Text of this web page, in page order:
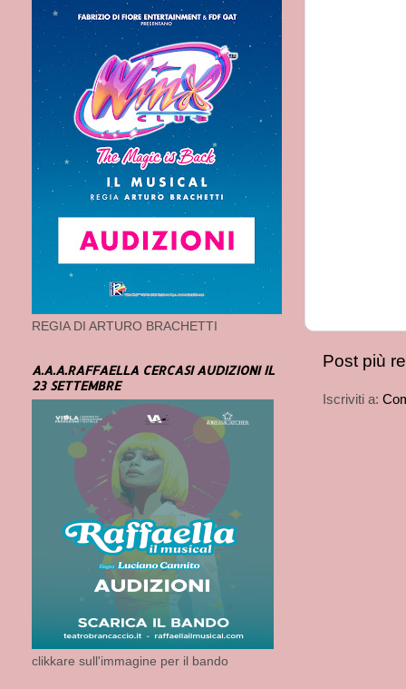
Post più
Iscriviti a:
REGIA DI ARTURO BRACHETTI
A.A.A.RAFFAELLA CERCASI AUDIZIONI IL
23 SETTEMBRE
clikkare sull'immagine per il bando